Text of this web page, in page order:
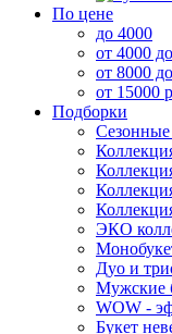
По цене
до 4000
от 4000
от 8000
от 15000
Подборки
ЭКО
Дуо и
Мужские
WOW -
Букет